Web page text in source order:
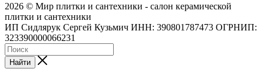
2026 © Мир плитки и сантехники - салон керамической
плитки и сантехники
ИП Сидлярук Сергей Кузьмич ИНН: 390801787473 ОГРНИП:
323390000066231
Найти